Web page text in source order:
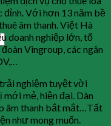
đỉnh. Với hơn 13 năm bề
âm thanh. Việt Hà
doanh nghiệp lớn, tổ
Vingroup, các ngân
nghiệm tuyệt vời
mẻ, hiện đại. Dàn
âm thanh bắt mắt…Tất
như mong muốn.